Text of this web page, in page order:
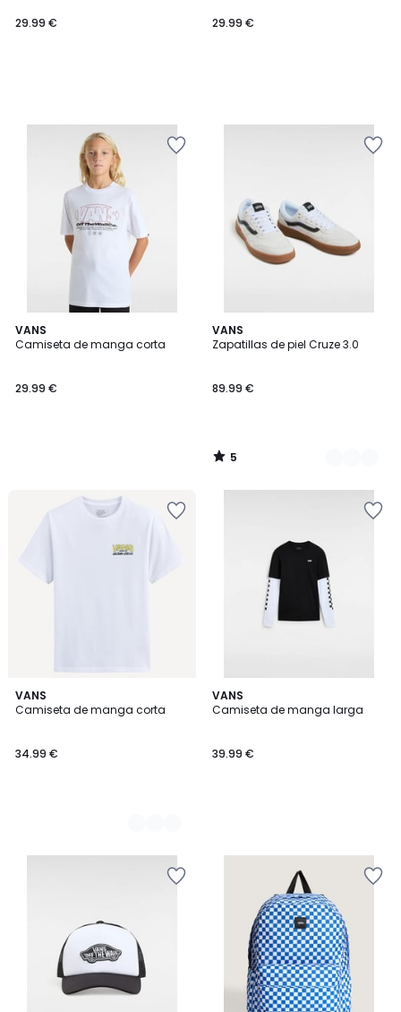
29.99 € 29.99 €
VANS
Camiseta de manga corta
29.99 €
VANS
Zapatillas de piel Cruze 3.0
89.99 €
5
/
2
Colores
5
/
VANS
Camiseta de manga corta
34.99 €
2
Colores
VANS
Camiseta de manga larga
39.99 €